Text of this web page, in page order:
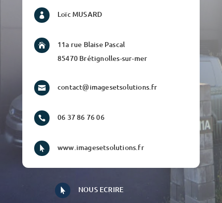
 Loïc MUSARD

11a rue Blaise Pascal
85470 Brétignolles-sur-mer
 contact@imagesetsolutions.fr
 06 37 86 76 06
 www.imagesetsolutions.fr
 NOUS ECRIRE